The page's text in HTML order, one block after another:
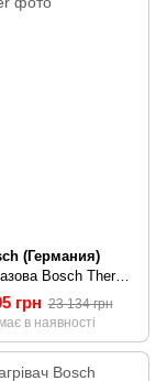
(Германия)
Колонка газова Bosch Therm 4000 WR 13-2 P
грн 23 134 грн
в наявності